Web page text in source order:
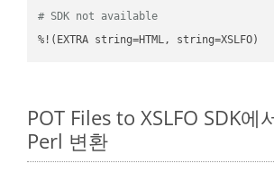
# SDK not available
%!(EXTRA string=HTML, string=XSLFO)
POT Files to XSLFO SDK에
Perl 변환